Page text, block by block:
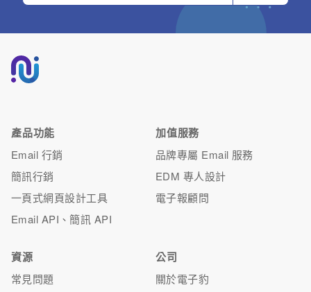
產品功能
Email 行銷
簡訊行銷
一頁式網頁設計工具
Email API、簡訊 API
加值服務
品牌專屬 Email 服務
EDM 專人設計
電子報顧問
資源
常見問題
公司
關於電子豹